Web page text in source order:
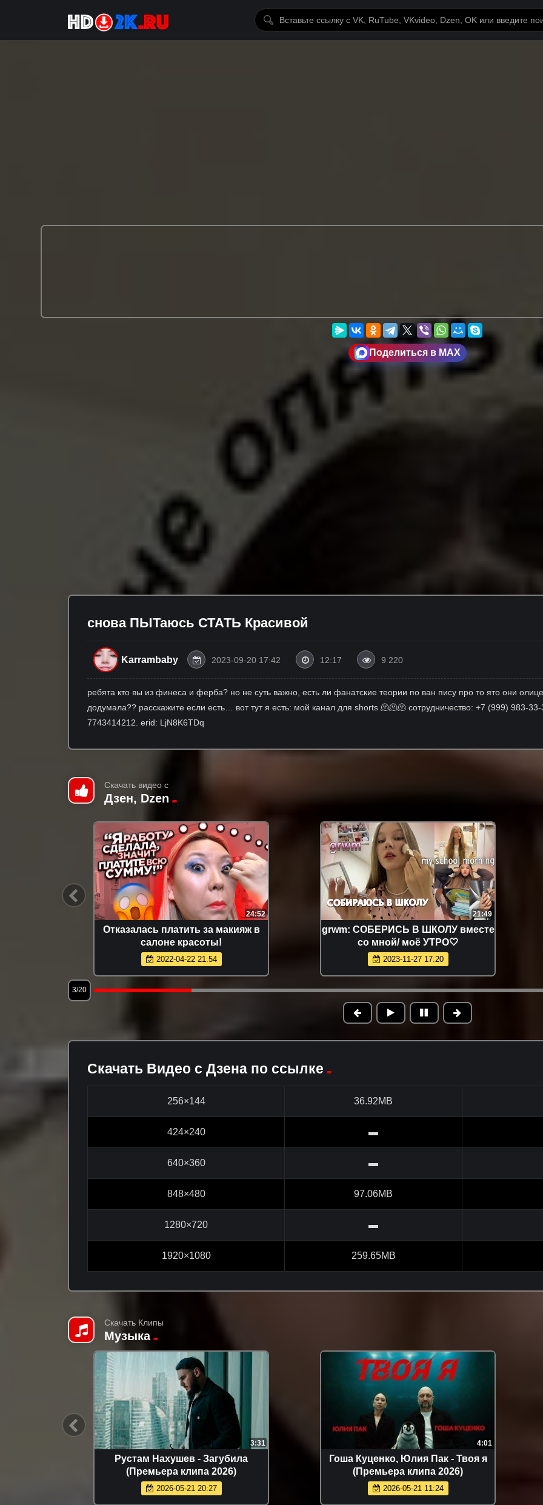
Поделиться в MAX
снова ПЫТаюсь СТАТЬ Красивой
Karrambaby 2023-09-20 17:42 12:17 9 220
ребята кто вы из финеса и ферба? но не суть важно, есть ли фанатские теории по ван пису про то ято они
додумала?? расскажите если есть… вот тут я есть: мой канал для shorts 🫠🫠🫠 сотрудничество: +7 (999)
7743414212. erid: LjN8K6TDq
Скачать видео с
Дзен, Dzen
24:52
Отказалась платить за макияж в
салоне красоты!
2022-04-22 21:54
21:49
grwm: СОБЕРИСЬ В ШКОЛУ вместе
со мной/ моё УТРО🤍
2023-11-27 17:20
3/20
Скачать Видео с Дзена по ссылке
256×144 36.92MB
424×240 ▬
640×360 ▬
848×480 97.06MB
1280×720 ▬
1920×1080 259.65MB
Скачать Клипы
Музыка
3:31
Рустам Нахушев - Загубила
(Премьера клипа 2026)
2026-05-21 20:27
4:01
Гоша Куценко, Юлия Пак - Твоя я
(Премьера клипа 2026)
2026-05-21 11:24